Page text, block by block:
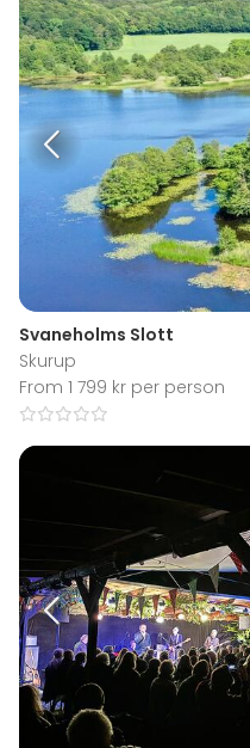
Svaneholms Slott
Skurup
From 1 799 kr per person